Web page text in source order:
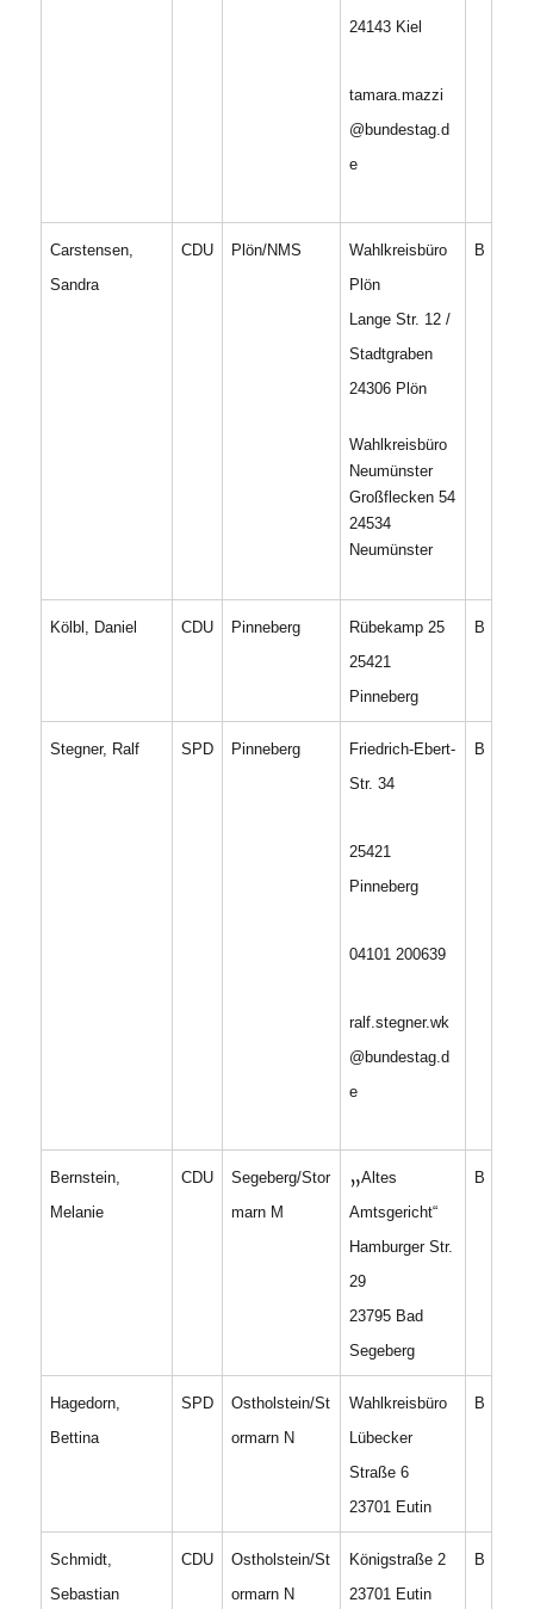
24143 Kiel
tamara.mazzi
@bundestag.d
e
Carstensen,
Sandra
CDU Plön/NMS
Wahlkreisbüro
Plön
Lange Str. 12 /
Stadtgraben
24306 Plön
Wahlkreisbüro
Neumünster
Großflecken 54
24534
Neumünster
B
Kölbl, Daniel CDU Pinneberg
Rübekamp 25
25421
Pinneberg
B
Stegner, Ralf SPD Pinneberg
Friedrich-Ebert-
Str. 34
25421
Pinneberg
04101 200639
ralf.stegner.wk
@bundestag.d
e
B
Bernstein,
Melanie
CDU
Segeberg/Stor
marn M
„Altes
Amtsgericht“
Hamburger Str.
29
23795 Bad
Segeberg
B
Hagedorn,
Bettina
SPD
Ostholstein/St
ormarn N
Wahlkreisbüro
Lübecker
Straße 6
23701 Eutin
B
Schmidt,
Sebastian
CDU
Ostholstein/St
ormarn N
Königstraße 2
23701 Eutin
B